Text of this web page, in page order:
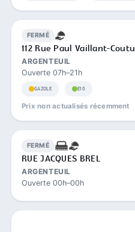
FERMÉ
112 Rue Paul Vaillant-
ARGENTEUIL
Ouverte 07h–21h
GAZOLE E10
Prix non actualisés récemment
FERMÉ
RUE JACQUES BREL
ARGENTEUIL
Ouverte 00h–00h